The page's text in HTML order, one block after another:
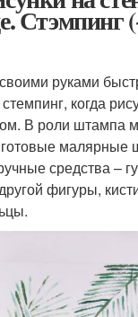
Стэмпинг
руками
когда
В роли штампа
готовые
средства –
фигуры,